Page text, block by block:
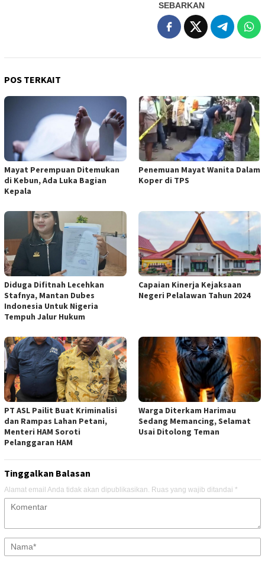
SEBARKAN
POS TERKAIT
Mayat Perempuan Ditemukan
di Kebun, Ada Luka Bagian
Kepala
Penemuan Mayat Wanita Dalam
Koper di TPS
Diduga Difitnah Lecehkan
Stafnya, Mantan Dubes
Indonesia Untuk Nigeria
Tempuh Jalur Hukum
Capaian Kinerja Kejaksaan
Negeri Pelalawan Tahun 2024
PT ASL Pailit Buat Kriminalisi
dan Rampas Lahan Petani,
Menteri HAM Soroti
Pelanggaran HAM
Warga Diterkam Harimau
Sedang Memancing, Selamat
Usai Ditolong Teman
Tinggalkan Balasan
Alamat email Anda tidak akan dipublikasikan. Ruas yang wajib ditandai *